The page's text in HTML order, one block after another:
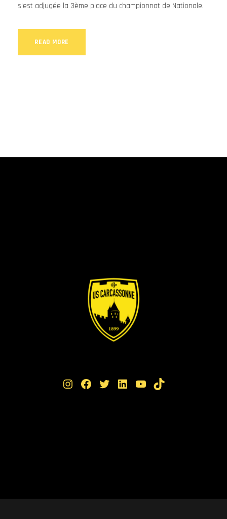
s'est adjugée la 3ème place du championnat de Nationale.
READ MORE
Instagram Facebook Twitter LinkedIn YouTube TikTok